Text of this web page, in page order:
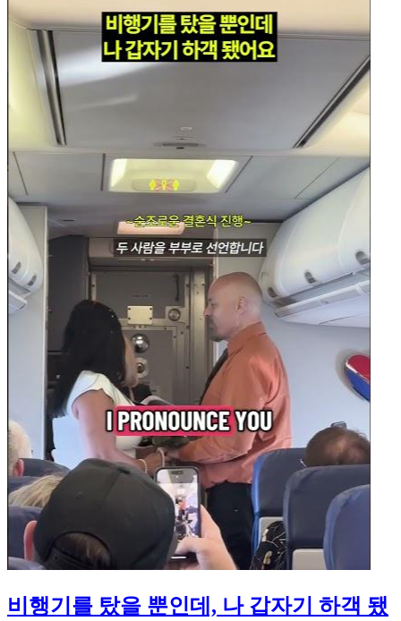
비행기를 탔을 뿐인데, 나 갑자기 하객 됐